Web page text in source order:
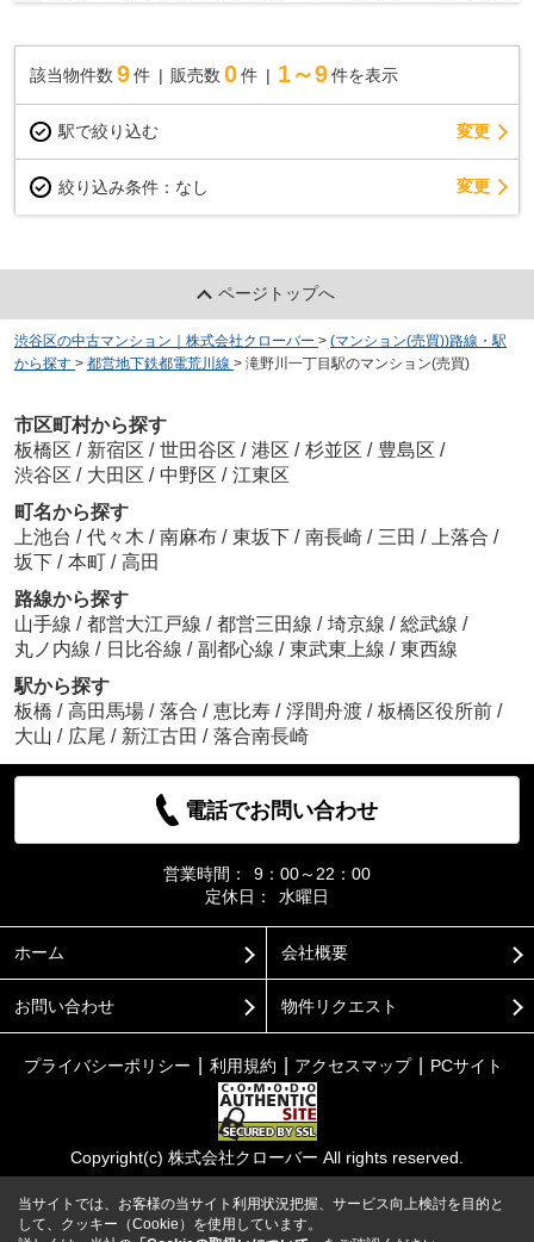
該当物件数 9件 販売数 0 件 1～9 件を表示
駅で絞り込む 変更
絞り込み条件： なし 変更
ページトップへ
渋谷区の中古マンション｜株式会社クローバー > (マンション(売買))路線・駅
から探す > 都営地下鉄都電荒川線 > 滝野川一丁目駅のマンション(売買)
市区町村から探す
板橋区 / 新宿区 / 世田谷区 / 港区 / 杉並区 / 豊島区 /
渋谷区 / 大田区 / 中野区 / 江東区
町名から探す
上池台 / 代々木 / 南麻布 / 東坂下 / 南長崎 / 三田 / 上落合 /
坂下 / 本町 / 高田
路線から探す
山手線 / 都営大江戸線 / 都営三田線 / 埼京線 / 総武線 /
丸ノ内線 / 日比谷線 / 副都心線 / 東武東上線 / 東西線
駅から探す
板橋 / 高田馬場 / 落合 / 恵比寿 / 浮間舟渡 / 板橋区役所前 /
大山 / 広尾 / 新江古田 / 落合南長崎
電話でお問い合わせ
営業時間：
9：00～22：00
定休日：
水曜日
ホーム 会社概要
お問い合わせ 物件リクエスト
プライバシーポリシー 利用規約 アクセスマップ PCサイト
Copyright(c) 株式会社クローバー All rights reserved.
当サイトでは、お客様の当サイト利用状況把握、サービス向上検討を目的と
して、クッキー（Cookie）を使用しています。